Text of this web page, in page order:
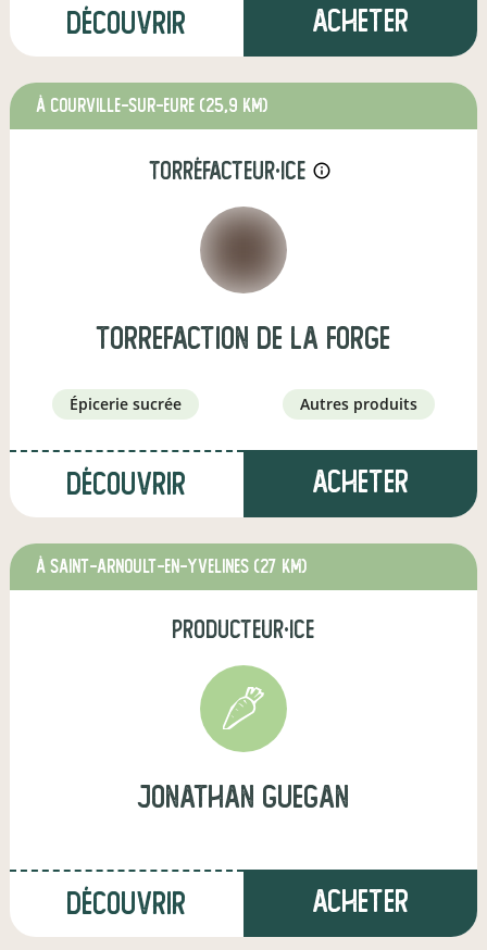
Découvrir Acheter
à COURVILLE-SUR-EURE (25,9 km)
torréfacteur·ice info_outline
torrefaction de la forge
épicerie sucrée autres produits
Découvrir Acheter
à Saint-Arnoult-en-Yvelines (27 km)
producteur·ice
jonathan guegan
Découvrir Acheter